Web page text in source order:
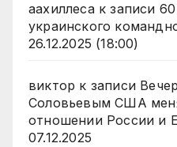
аахиллесак записи
украинского
26.12.2025 (18:00)
виктор к записи
Соловьевым США
отношении России и
07.12.2025